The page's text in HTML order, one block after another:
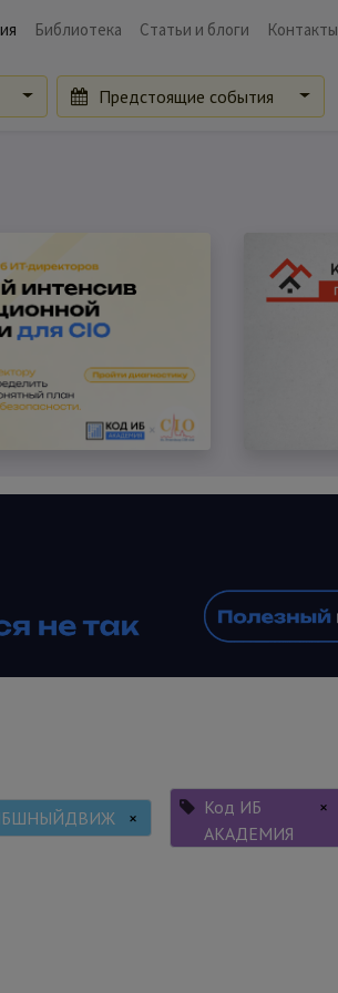
Библиотека Статьи и блоги Контакты
Предстоящие события
×
Код ИБ
АКАДЕМИЯ
×